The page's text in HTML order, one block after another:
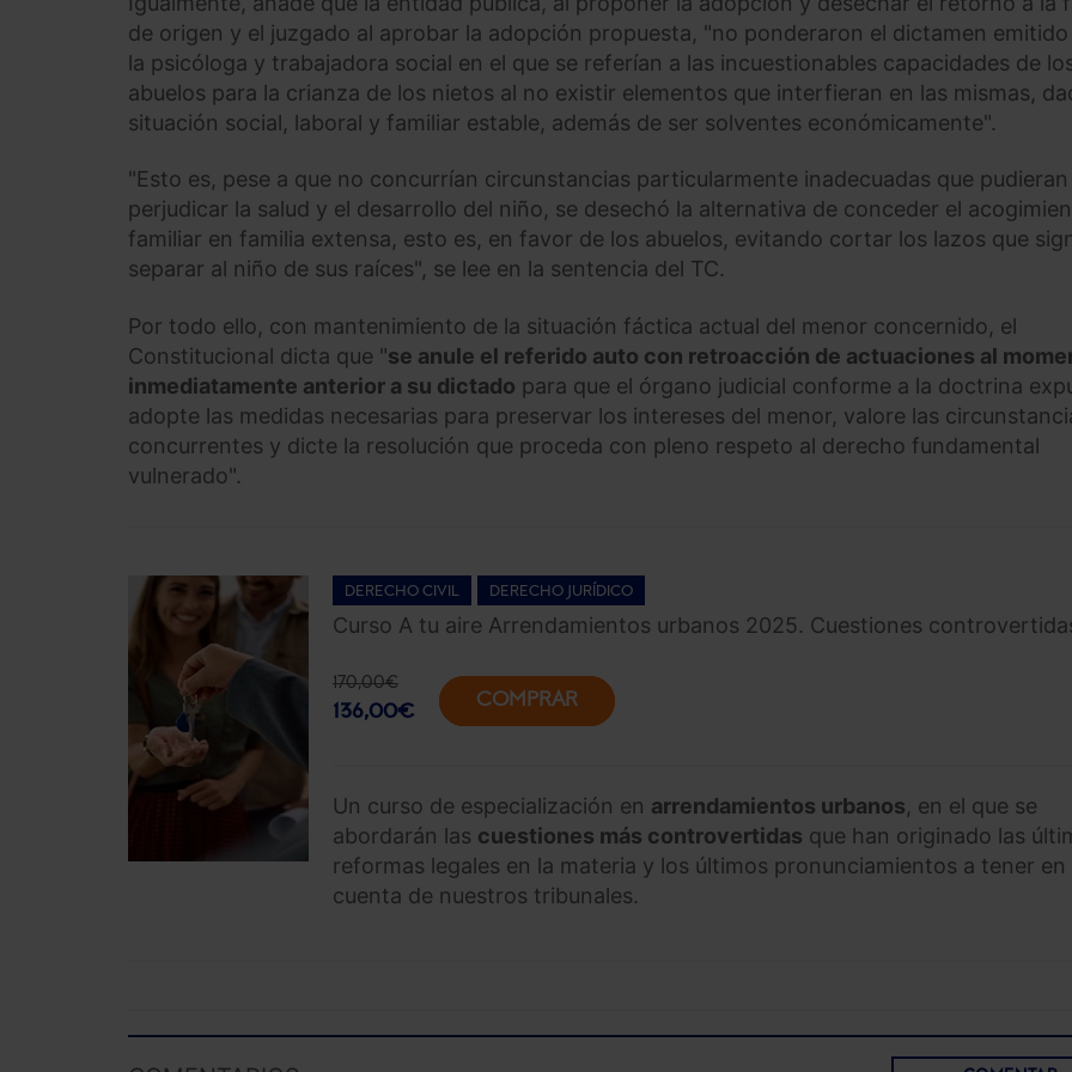
de origen y el juzgado al aprobar la adopción propuesta, "no ponderaron el dictamen
la psicóloga y trabajadora social en el que se referían a las incuestionables capacidades de
abuelos para la crianza de los nietos al no existir elementos que interfieran en las mismas,
situación social, laboral y familiar estable, además de ser solventes económicamente".
"Esto es, pese a que no concurrían circunstancias particularmente inadecuadas que pudieran
perjudicar la salud y el desarrollo del niño, se desechó la alternativa de conceder el
familiar en familia extensa, esto es, en favor de los abuelos, evitando cortar los lazos que
separar al niño de sus raíces", se lee en la sentencia del TC.
Por todo ello, con mantenimiento de la situación fáctica actual del menor concernido, el
Constitucional dicta que "se anule el referido auto con retroacción de actuaciones al
inmediatamente anterior a su dictado para que el órgano judicial conforme a la doctrina
adopte las medidas necesarias para preservar los intereses del menor, valore las
concurrentes y dicte la resolución que proceda con pleno respeto al derecho fundamental
vulnerado".
DERECHO CIVIL DERECHO JURÍDICO
Curso A tu aire Arrendamientos urbanos 2025. Cuestiones
170,00€
136,00€
COMPRAR
Un curso de especialización en arrendamientos urbanos, en el que se
abordarán las cuestiones más controvertidas que han originado las
reformas legales en la materia y los últimos pronunciamientos a tener en
cuenta de nuestros tribunales.